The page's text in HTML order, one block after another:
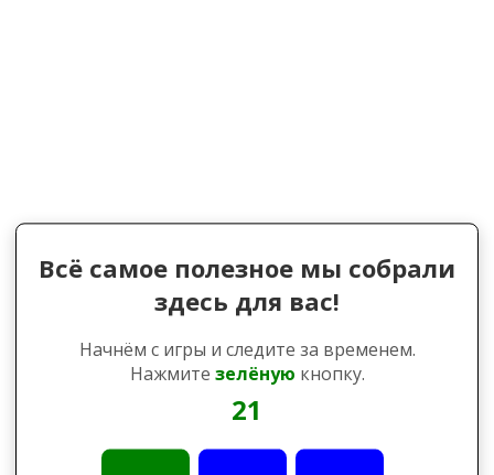
Всё самое полезное мы собрали
здесь для вас!
Начнём с игры и следите за временем.
Нажмите зелёную кнопку.
21